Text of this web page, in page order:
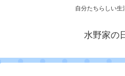
自分たちらしい生
水野家の